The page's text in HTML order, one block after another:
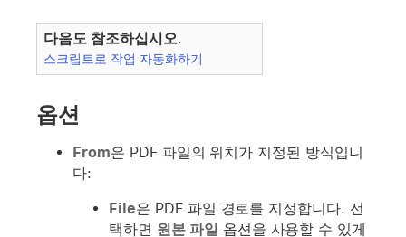
다음도 참조하십시오.
스크립트로 작업 자동화하기
옵션
From은 PDF 파일의 위치가 지정된 방식입니
다:
File은 PDF 파일 경로를 지정합니다. 선
택하면 원본 파일 옵션을 사용할 수 있게